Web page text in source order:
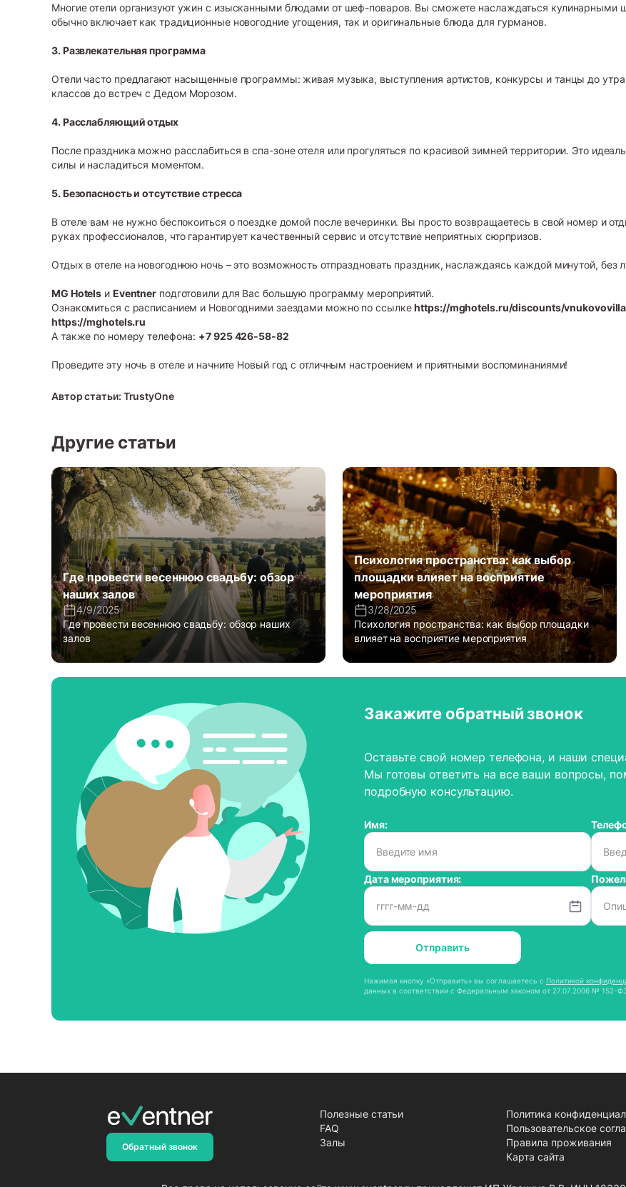
Многие отели организуют ужин с изысканными блюдами от шеф-поваров. Вы сможете наслаждаться кулинарными
обычно включает как традиционные новогодние угощения, так и оригинальные блюда для гурманов.
3. Развлекательная программа
Отели часто предлагают насыщенные программы: живая музыка, выступления артистов, конкурсы и танцы до
классов до встреч с Дедом Морозом.
4. Расслабляющий отдых
После праздника можно расслабиться в спа-зоне отеля или прогуляться по красивой зимней территории. Это
силы и насладиться моментом.
5. Безопасность и отсутствие стресса
В отеле вам не нужно беспокоиться о поездке домой после вечеринки. Вы просто возвращаетесь в свой номер и
руках профессионалов, что гарантирует качественный сервис и отсутствие неприятных сюрпризов.
Отдых в отеле на новогоднюю ночь – это возможность отпраздновать праздник, наслаждаясь каждой минутой, без
MG Hotels и Eventner подготовили для Вас большую программу мероприятий.
Ознакомиться с расписанием и Новогодними заездами можно по ссылкеhttps://mghotels.ru/discounts/
https://mghotels.ru
А также по номеру телефона: +7 925 426‑58‑82
Проведите эту ночь в отеле и начните Новый год с отличным настроением и приятными воспоминаниями!
Автор статьи: TrustyOne
Другие статьи
Где провести весеннюю свадьбу: обзор
наших залов
4/9/2025
Где провести весеннюю свадьбу: обзор наших
залов
Психология пространства: как выбор
площадки влияет на восприятие
мероприятия
3/28/2025
Психология пространства: как выбор площадки
влияет на восприятие мероприятия
Закажите обратный звонок
Оставьте свой номер телефона, и наши
Мы готовы ответить на все ваши вопросы,
подробную консультацию.
Имя:
Дата мероприятия:
Отправить
Нажимая кнопку «Отправить» вы соглашаетесь с Политикой
данных в соответствии с Федеральным законом от 27.07.2006 № 152-
Обратный звонок
Полезные статьи
FAQ
Залы
Политика
Пользовательское
Правила проживания
Карта сайта